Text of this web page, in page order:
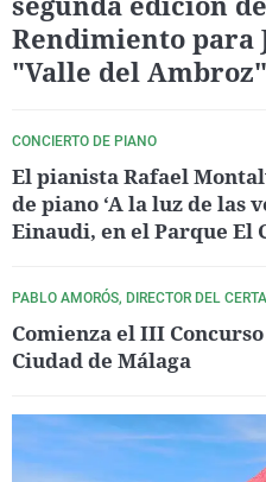
Rendimiento para
"Valle del Ambroz"
CONCIERTO DE PIANO
El pianista Rafael
de piano ‘A la luz de las
Einaudi, en el Parque El
PABLO AMORÓS, DIRECTOR DEL
Comienza el III
Ciudad de Málaga